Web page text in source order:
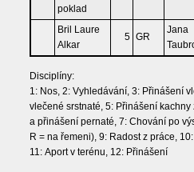
poklad
Bril Laure
Alkar
5 GR
Jana
Disciplíny:
1: Nos, 2: Vyhledávání, 3: Přinášení
vlečené srstnaté, 5: Přinášení
a přinášení pernaté, 7: Chování po
R = na řemeni), 9: Radost z práce,
11: Aport v terénu, 12: Přinášení